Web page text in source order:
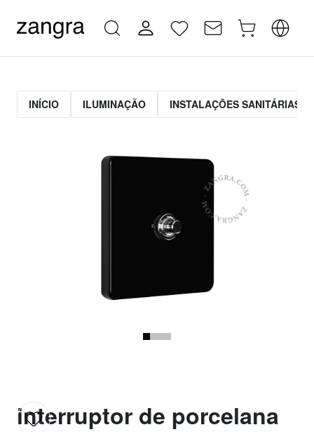
INÍCIO ILUMINAÇÃO INSTALAÇÕES SANITÁRIAS
interruptor de porcelana